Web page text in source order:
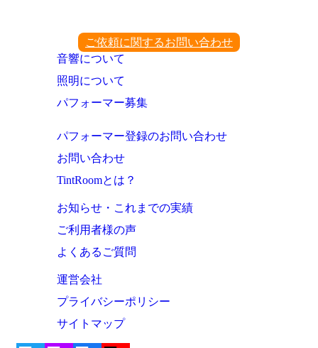
ご依頼に関するお問い合わせ
音響について
照明について
パフォーマー募集
パフォーマー登録のお問い合わせ
お問い合わせ
TintRoomとは？
お知らせ・これまでの実績
ご利用者様の声
よくあるご質問
運営会社
プライバシーポリシー
サイトマップ